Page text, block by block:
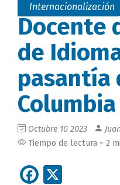
Internacionalización
Docente
de
pasantía
Octubre 10 2023
Tiempo de lectura ~ 2
Facebook